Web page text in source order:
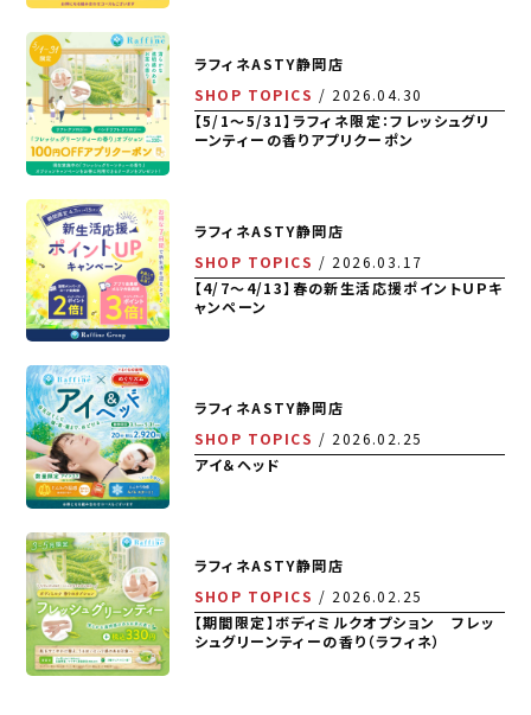
ラフィネASTY静岡店
SHOP TOPICS
2026.04.30
【5/1～5/31】ラフィネ限定：フレッシュグリ
ーンティーの香りアプリクーポン
ラフィネASTY静岡店
SHOP TOPICS
2026.03.17
【4/7～4/13】春の新生活応援ポイントＵＰキ
ャンペーン
ラフィネASTY静岡店
SHOP TOPICS
2026.02.25
アイ＆ヘッド
ラフィネASTY静岡店
SHOP TOPICS
2026.02.25
【期間限定】ボディミルクオプション フレッ
シュグリーンティーの香り（ラフィネ）